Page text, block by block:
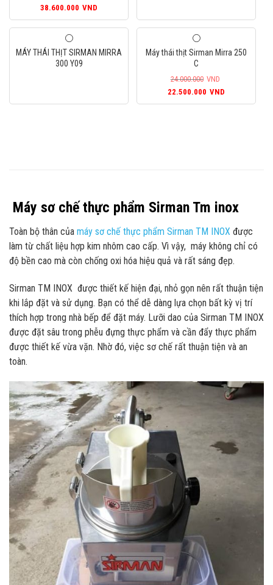
Giá
gốc
39.300.000VND.
38.600.000 VND
hiện
38.600.000VND.
MÁY THÁI THỊT SIRMAN MIRRA
300 Y09
Máy thái thịt Sirman Mirra 250
C
24.000.000 VND
Giá
gốc
22.500.000 VND
hiện
Máy sơ chế thực phẩm Sirman Tm inox
Toàn bộ thân của máy sơ chế thực phẩm Sirman TM INOX được
làm từ chất liệu hợp kim nhôm cao cấp. Vì vậy, máy không chỉ có
độ bền cao mà còn chống oxi hóa hiệu quả và rất sáng đẹp.
Sirman TM INOX được thiết kế hiện đại, nhỏ gọn nên rất thuận tiện
khi lắp đặt và sử dụng. Bạn có thể dễ dàng lựa chọn bất kỳ vị trí
thích hợp trong nhà bếp để đặt máy. Lưỡi dao của Sirman TM INOX
được đặt sâu trong phễu đựng thực phẩm và cần đẩy thực phẩm
được thiết kế vừa vặn. Nhờ đó, việc sơ chế rất thuận tiện và an
toàn.